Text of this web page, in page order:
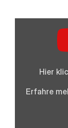
Hier
Erfahre